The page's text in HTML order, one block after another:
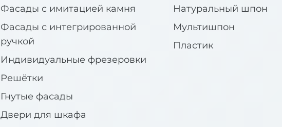
Фасады с имитацией камня
Фасады с интегрированной
ручкой
Индивидуальные фрезеровки
Решётки
Гнутые фасады
Двери для шкафа
Натуральный шпон
Мультишпон
Пластик